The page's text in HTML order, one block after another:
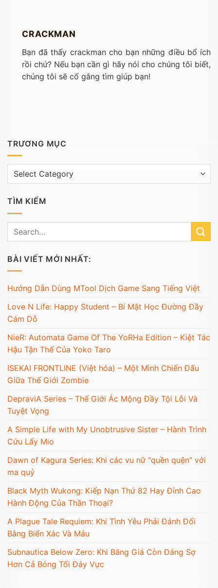
CRACKMAN
Bạn đã thấy crackman cho bạn những điều bổ ích
rồi chứ? Nếu bạn cần gì hãy nói cho chúng tôi biết,
chúng tôi sẽ cố gắng tìm giúp bạn!
TRƯƠNG MỤC
Trương
TÌM KIẾM
BÀI VIẾT MỚI NHẤT:
Hướng Dẫn Dùng MTool Dịch Game Sang Tiếng Việt
Love N Life: Happy Student – Bí Mật Học Đường Đầy
Cám Dỗ
NieR: Automata Game Of The YoRHa Edition – Kiệt Tác
Hậu Tận Thế Của Yoko Taro
ISEKAI FRONTLINE (Việt hóa) – Một Mình Chiến Đấu
Giữa Thế Giới Zombie
DepraviA Series – Thế Giới Ác Mộng Đầy Tội Lỗi Và
Tuyệt Vọng
A Simple Life with My Unobtrusive Sister – Hành Trình
Cứu Lấy Mio
Dawn of Kagura Series: Khi các vu nữ “quền quện” với
ma quỷ
Black Myth Wukong: Kiếp Nạn Thứ 82 Hay Đỉnh Cao
Hành Động Của Thần Thoại?
A Plague Tale Requiem: Khi Tình Yêu Phải Đánh Đổi
Bằng Biển Xác Và Máu
Subnautica Below Zero: Khi Băng Giá Còn Đáng Sợ
Hơn Cả Bóng Tối Đáy Vực